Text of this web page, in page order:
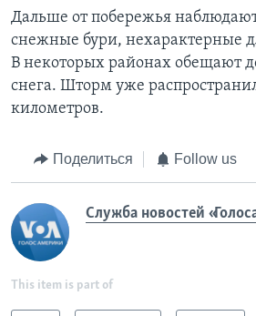
Дальше от побережья
снежные бури, нехарактерные
В некоторых районах обещают
снега. Шторм уже
километров.
Поделиться Follow us
Служба новостей
This item is part of